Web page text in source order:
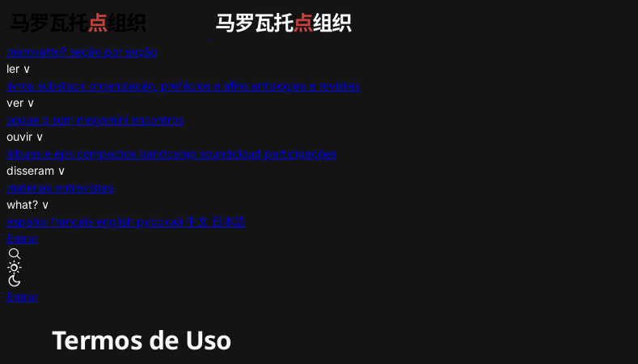
marovatto? seção por seção
ler ∨
livros substack organização, prefácios e afins antologias e revistas
ver ∨
segue o som megamíni encontros
ouvir ∨
álbuns e eps compactos bandcamp soundcloud participações
disseram ∨
matérias entrevistas
what? ∨
español français english русский 中文 日本語
Entrar
Entrar
Termos de Uso